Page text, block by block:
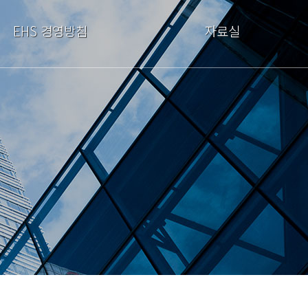
EHS 경영방침 자료실